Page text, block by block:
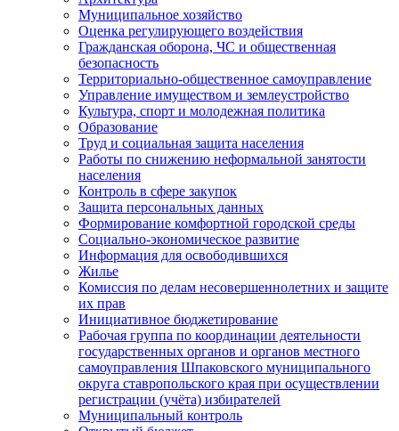
Муниципальное хозяйство
Оценка регулирующего воздействия
Гражданская оборона, ЧС и общественная
безопасность
Территориально-общественное самоуправление
Управление имуществом и землеустройство
Культура, спорт и молодежная политика
Образование
Труд и социальная защита населения
Работы по снижению неформальной занятости
населения
Контроль в сфере закупок
Защита персональных данных
Формирование комфортной городской среды
Социально-экономическое развитие
Информация для освободившихся
Жилье
Комиссия по делам несовершеннолетних и защите
их прав
Инициативное бюджетирование
Рабочая группа по координации деятельности
государственных органов и органов местного
самоуправления Шпаковского муниципального
округа ставропольского края при осуществлении
регистрации (учёта) избирателей
Муниципальный контроль